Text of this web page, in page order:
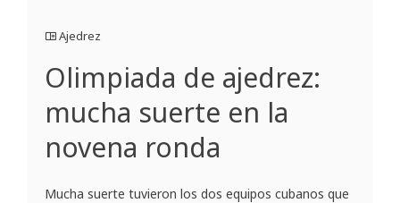
Ajedrez
Olimpiada de ajedrez:
mucha suerte en la
novena ronda
Mucha suerte tuvieron los dos equipos cubanos que